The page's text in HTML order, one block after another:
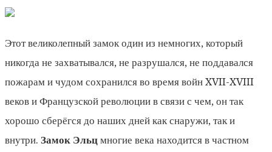
Этот великолепный замок один из немногих, который
никогда не захватывался, не разрушался, не поддавался
пожарам и чудом сохранился во время войн XVII-XVIII
веков и Французской революции в связи с чем, он так
хорошо сберёгся до наших дней как снаружи, так и
внутри. Замок Эльц многие века находится в частном